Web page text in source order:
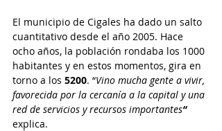
El municipio de Cigales ha dado un salto
cuantitativo desde el año 2005. Hace
ocho años, la población rondaba los 1000
habitantes y en estos momentos, gira en
torno a los 5200. “Vino mucha gente a vivir,
favorecida por la cercanía a la capital y una
red de servicios y recursos importantes“
explica.